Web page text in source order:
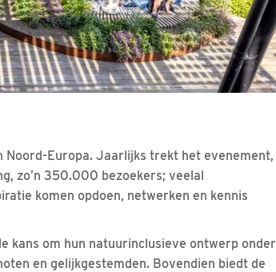
Noord-Europa. Jaarlijks trekt het evenement,
zo’n 350.000 bezoekers; veelal
komen opdoen, netwerken en kennis
kans om hun natuurinclusieve ontwerp onder
en gelijkgestemden. Bovendien biedt de